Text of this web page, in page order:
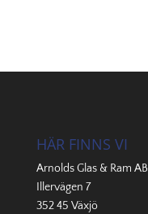
HÄR FINNS VI
Arnolds Glas & Ram AB
Illervägen 7
352 45 Växjö